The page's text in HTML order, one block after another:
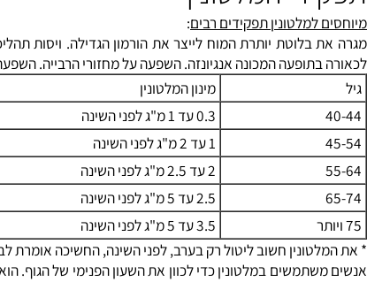
המלטונין
תפקידים רבים :
יותרת המוח לייצר את הורמון הגדילה. ויסות תהליכי
המכונה אנגיונזה. השפעה על מחזורי הרבייה. השפעה על
מינון המלטונין
0.3 עד 1 מ"ג לפני השינה
1 עד 2 מ"ג לפני השינה
2 עד 2.5 מ"ג לפני השינה
2.5 עד 5 מ"ג לפני השינה
3.5 עד 5 מ"ג לפני השינה